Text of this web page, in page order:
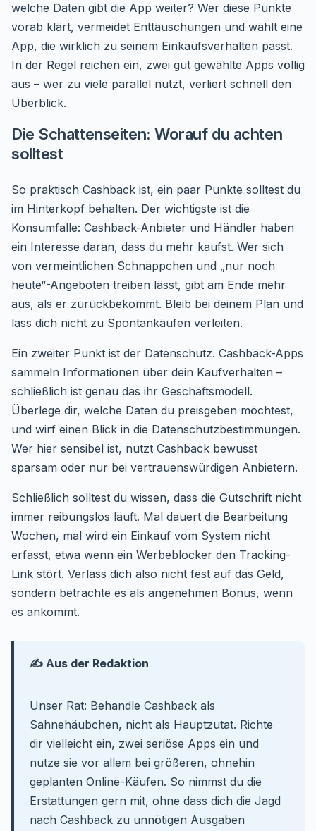
welche Daten gibt die App weiter? Wer diese Punkte
vorab klärt, vermeidet Enttäuschungen und wählt eine
App, die wirklich zu seinem Einkaufsverhalten passt.
In der Regel reichen ein, zwei gut gewählte Apps völlig
aus – wer zu viele parallel nutzt, verliert schnell den
Überblick.
Die Schattenseiten: Worauf du achten
solltest
So praktisch Cashback ist, ein paar Punkte solltest du
im Hinterkopf behalten. Der wichtigste ist die
Konsumfalle: Cashback-Anbieter und Händler haben
ein Interesse daran, dass du mehr kaufst. Wer sich
von vermeintlichen Schnäppchen und „nur noch
heute“-Angeboten treiben lässt, gibt am Ende mehr
aus, als er zurückbekommt. Bleib bei deinem Plan und
lass dich nicht zu Spontankäufen verleiten.
Ein zweiter Punkt ist der Datenschutz. Cashback-Apps
sammeln Informationen über dein Kaufverhalten –
schließlich ist genau das ihr Geschäftsmodell.
Überlege dir, welche Daten du preisgeben möchtest,
und wirf einen Blick in die Datenschutzbestimmungen.
Wer hier sensibel ist, nutzt Cashback bewusst
sparsam oder nur bei vertrauenswürdigen Anbietern.
Schließlich solltest du wissen, dass die Gutschrift nicht
immer reibungslos läuft. Mal dauert die Bearbeitung
Wochen, mal wird ein Einkauf vom System nicht
erfasst, etwa wenn ein Werbeblocker den Tracking-
Link stört. Verlass dich also nicht fest auf das Geld,
sondern betrachte es als angenehmen Bonus, wenn
es ankommt.
✍️ Aus der Redaktion
Unser Rat: Behandle Cashback als
Sahnehäubchen, nicht als Hauptzutat. Richte
dir vielleicht ein, zwei seriöse Apps ein und
nutze sie vor allem bei größeren, ohnehin
geplanten Online-Käufen. So nimmst du die
Erstattungen gern mit, ohne dass dich die Jagd
nach Cashback zu unnötigen Ausgaben